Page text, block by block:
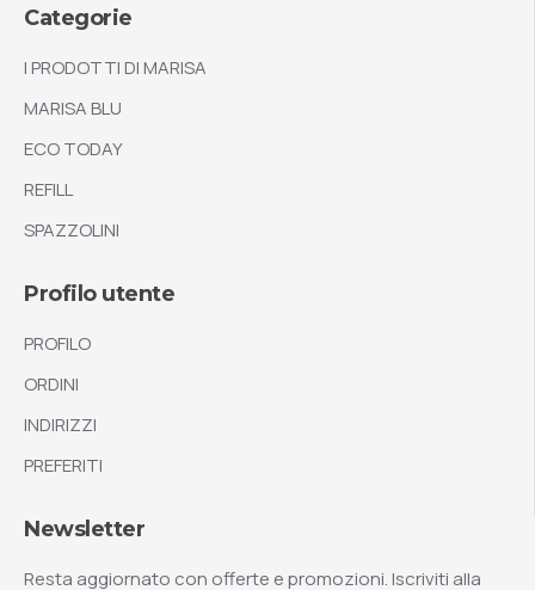
Categorie
I PRODOTTI DI MARISA
MARISA BLU
ECO TODAY
REFILL
SPAZZOLINI
Profilo utente
PROFILO
ORDINI
INDIRIZZI
PREFERITI
Newsletter
Resta aggiornato con offerte e promozioni. Iscriviti alla